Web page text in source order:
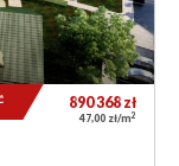
890 368 zł
47,00 zł/m2